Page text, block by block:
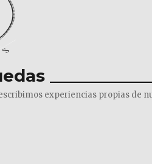
experiencias propias de